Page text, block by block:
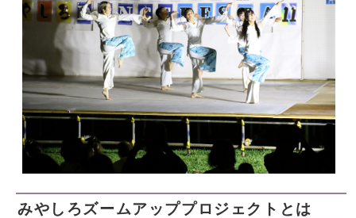
みやしろズームアッププロジェクトとは